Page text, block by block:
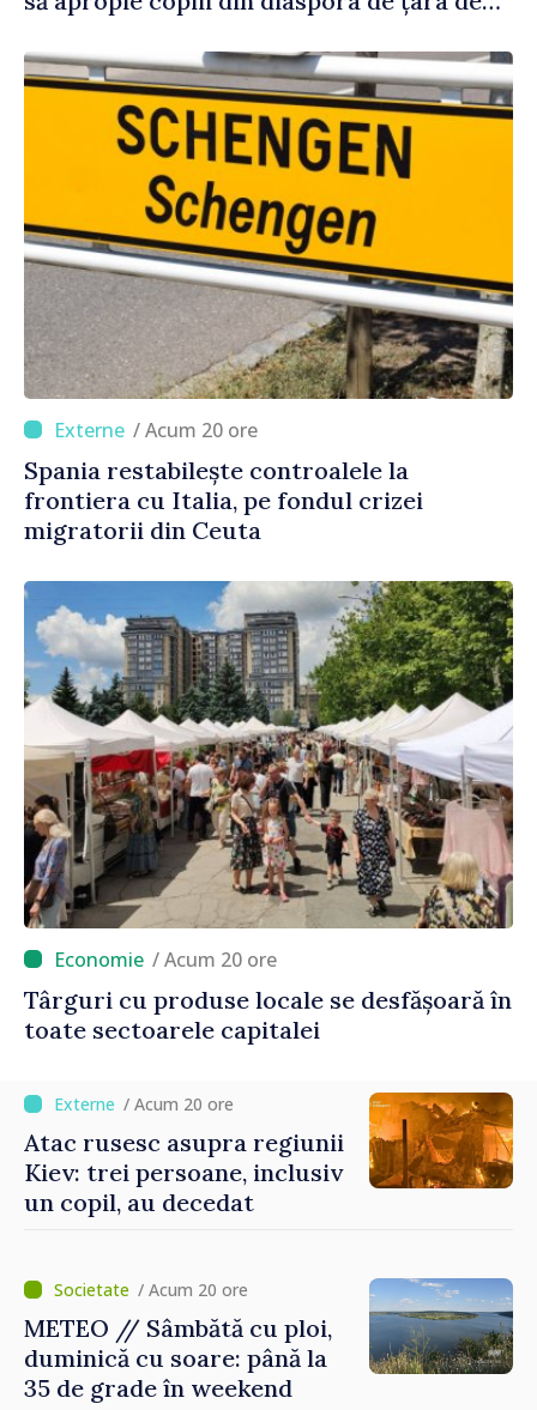
/ Acum 20 ore
Spania restabilește controalele la
frontiera cu Italia, pe fondul crizei
migratorii din Ceuta
/ Acum 20 ore
Târguri cu produse locale se desfășoară în
toate sectoarele capitalei
/ Acum 20 ore
Atac rusesc asupra regiunii
Kiev: trei persoane, inclusiv
un copil, au decedat
/ Acum 20 ore
METEO // Sâmbătă cu ploi,
duminică cu soare: până la
35 de grade în weekend